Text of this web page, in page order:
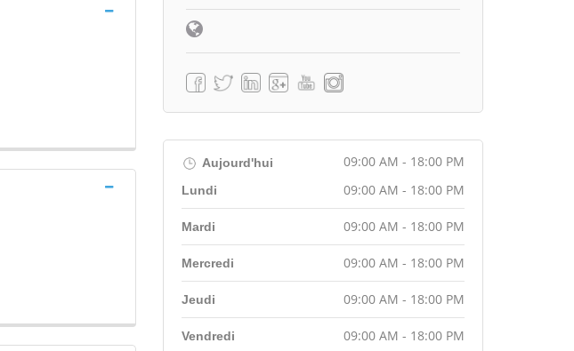
Aujourd'hui 09:00 AM - 18:00 PM
Lundi 09:00 AM - 18:00 PM
Mardi 09:00 AM - 18:00 PM
Mercredi 09:00 AM - 18:00 PM
Jeudi 09:00 AM - 18:00 PM
Vendredi 09:00 AM - 18:00 PM